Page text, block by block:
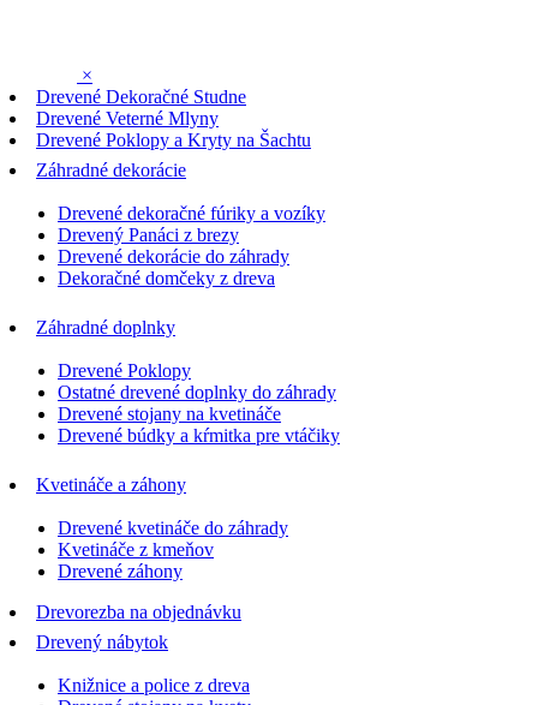
×
Drevené Dekoračné Studne
Drevené Veterné Mlyny
Drevené Poklopy a Kryty na Šachtu
Záhradné dekorácie
Drevené dekoračné fúriky a vozíky
Drevený Panáci z brezy
Drevené dekorácie do záhrady
Dekoračné domčeky z dreva
Záhradné doplnky
Drevené Poklopy
Ostatné drevené doplnky do záhrady
Drevené stojany na kvetináče
Drevené búdky a kŕmitka pre vtáčiky
Kvetináče a záhony
Drevené kvetináče do záhrady
Kvetináče z kmeňov
Drevené záhony
Drevorezba na objednávku
Drevený nábytok
Knižnice a police z dreva